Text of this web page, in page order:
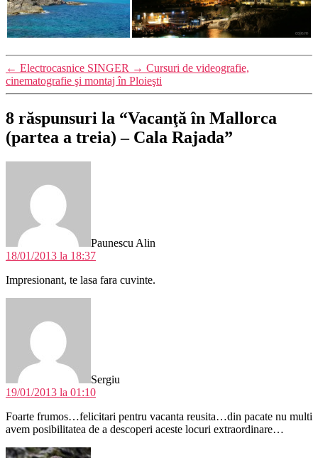
← Electrocasnice SINGER → Cursuri de videografie,
cinematografie şi montaj în Ploieşti
8 răspunsuri la “Vacanţă în Mallorca
(partea a treia) – Cala Rajada”
Paunescu Alin
18/01/2013 la 18:37
Impresionant, te lasa fara cuvinte.
Sergiu
19/01/2013 la 01:10
Foarte frumos…felicitari pentru vacanta reusita…din pacate nu multi
avem posibilitatea de a descoperi aceste locuri extraordinare…